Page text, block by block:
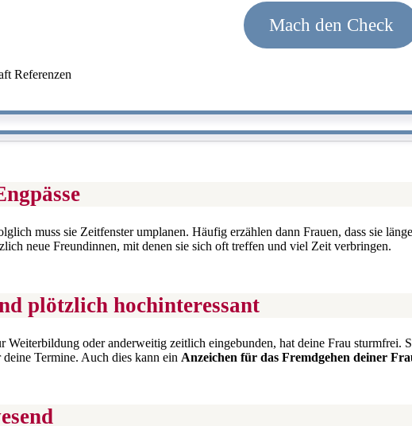
Mach den Check
muss sie Zeitfenster umplanen. Häufig erzählen dann Frauen, dass sie
neue Freundinnen, mit denen sie sich oft treffen und viel Zeit verbringen.
plötzlich hochinteressant
Weiterbildung oder anderweitig zeitlich eingebunden, hat deine Frau sturmfrei.
Termine. Auch dies kann ein Anzeichen für das Fremdgehen deiner